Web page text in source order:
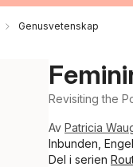
Genusvetenskap
Revisiting the
Av Patricia
Inbunden,
Del i serien